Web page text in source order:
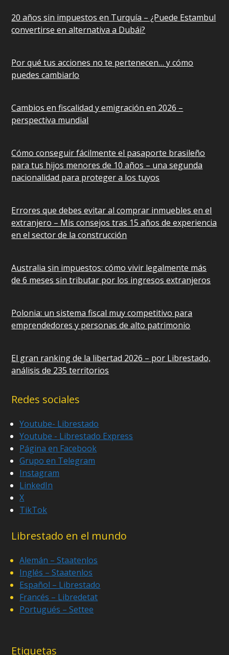
20 años sin impuestos en Turquía – ¿Puede Estambul
convertirse en alternativa a Dubái?
Por qué tus acciones no te pertenecen… y cómo
puedes cambiarlo
Cambios en fiscalidad y emigración en 2026 –
perspectiva mundial
Cómo conseguir fácilmente el pasaporte brasileño
para tus hijos menores de 10 años – una segunda
nacionalidad para proteger a los tuyos
Errores que debes evitar al comprar inmuebles en el
extranjero – Mis consejos tras 15 años de experiencia
en el sector de la construcción
Australia sin impuestos: cómo vivir legalmente más
de 6 meses sin tributar por los ingresos extranjeros
Polonia: un sistema fiscal muy competitivo para
emprendedores y personas de alto patrimonio
El gran ranking de la libertad 2026 – por Librestado,
análisis de 235 territorios
Redes sociales
Youtube- Librestado
Youtube - Librestado Express
Página en Facebook
Grupo en Telegram
Instagram
LinkedIn
X
TikTok
Librestado en el mundo
Alemán – Staatenlos
Inglés – Staatenlos
Español – Librestado
Francés – Libredetat
Portugués – Settee
Etiquetas